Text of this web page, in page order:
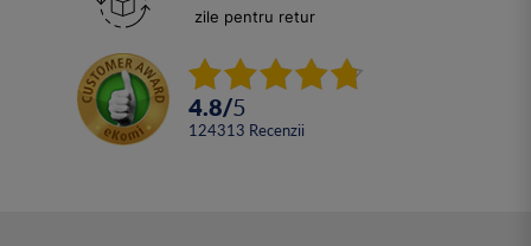
zile pentru retur
4.8/5
124313 Recenzii